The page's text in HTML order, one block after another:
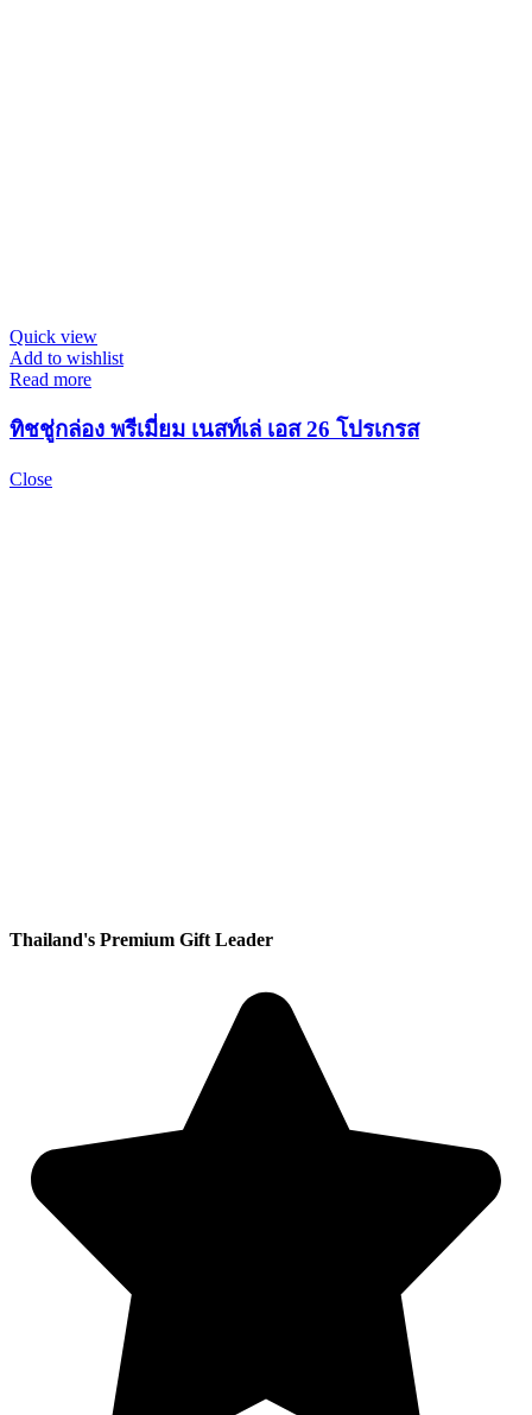
Quick view
Add to wishlist
Read more
ทิชชู่กล่อง พรีเมี่ยม เนสท์เล่ เอส 26 โปรเกรส
Close
Thailand's Premium Gift Leader